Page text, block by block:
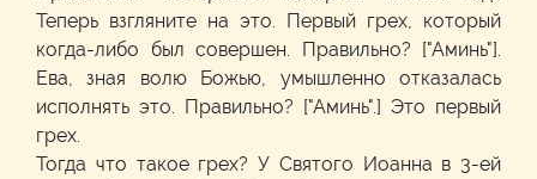
Теперь взгляните на это. Первый грех, который
когда-либо был совершен. Правильно? ["Аминь"].
Ева, зная волю Божью, умышленно отказалась
исполнять это. Правильно? ["Аминь".] Это первый
грех.
Тогда что такое грех? У Святого Иоанна в 3-ей